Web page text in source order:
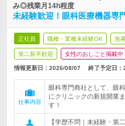
み◎残業月14h程度
未経験歓迎！眼科医療機器専
正社員 職種・業種未経験OK 急
第二新卒歓迎 女性のおしごと掲載中
情報更新日：2026/08/07 終了予定日：
仕事内容
眼科専門商社として、眼
にクリニックの新規開業
す！
【学歴不問｜未経験・第